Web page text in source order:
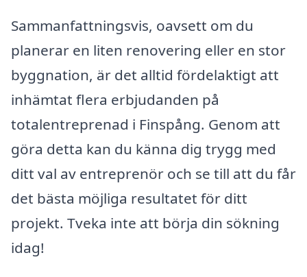
Sammanfattningsvis, oavsett om du
planerar en liten renovering eller en stor
byggnation, är det alltid fördelaktigt att
inhämtat flera erbjudanden på
totalentreprenad i Finspång. Genom att
göra detta kan du känna dig trygg med
ditt val av entreprenör och se till att du får
det bästa möjliga resultatet för ditt
projekt. Tveka inte att börja din sökning
idag!